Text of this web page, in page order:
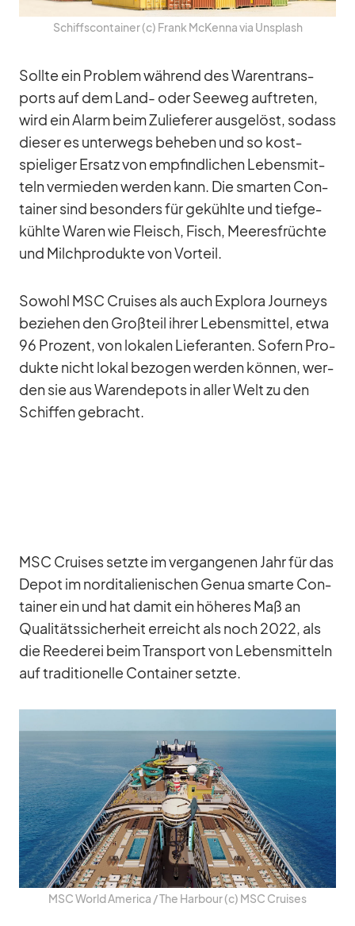
Schiffs­con­tai­ner (c) Frank McKenna via Un­s­plash
Sollte ein Pro­blem wäh­rend des Wa­ren­trans­
ports auf dem Land- oder See­weg auf­tre­ten,
wird ein Alarm beim Zu­lie­fe­rer aus­ge­löst, so­dass
die­ser es un­ter­wegs be­he­ben und so kost­
spie­li­ger Er­satz von emp­find­li­chen Le­bens­mit­
teln ver­mie­den wer­den kann. Die smar­ten Con­
tai­ner sind be­son­ders für ge­kühlte und tief­ge­
kühlte Wa­ren wie Fleisch, Fisch, Mee­res­früchte
und Milch­pro­dukte von Vor­teil.
So­wohl MSC Crui­ses als auch Ex­plora Jour­neys
be­zie­hen den Groß­teil ih­rer Le­bens­mit­tel, etwa
96 Pro­zent, von lo­ka­len Lie­fe­ran­ten. So­fern Pro­
dukte nicht lo­kal be­zo­gen wer­den kön­nen, wer­
den sie aus Wa­ren­de­pots in al­ler Welt zu den
Schif­fen ge­bracht.
MSC Crui­ses setzte im ver­gan­ge­nen Jahr für das
De­pot im nord­ita­lie­ni­schen Ge­nua smarte Con­
tai­ner ein und hat da­mit ein hö­he­res Maß an
Qua­li­täts­si­cher­heit er­reicht als noch 2022, als
die Ree­de­rei beim Trans­port von Le­bens­mit­teln
auf tra­di­tio­nelle Con­tai­ner setzte.
MSC World Ame­rica /​ The Har­bour (c) MSC Crui­ses